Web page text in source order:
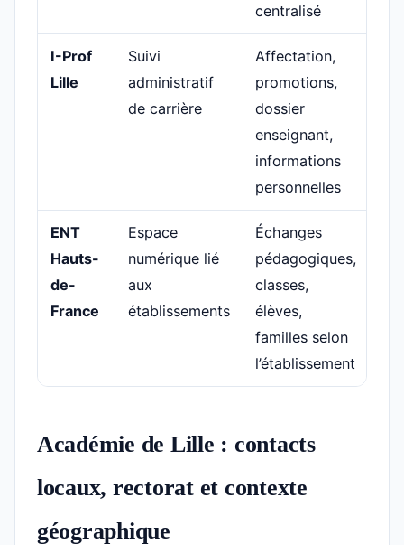
centralisé
I-Prof
Lille
Suivi
administratif
de carrière
Affectation,
promotions,
dossier
enseignant,
informations
personnelles
ENT
Hauts-
de-
France
Espace
numérique lié
aux
établissements
Échanges
pédagogiques,
classes,
élèves,
familles selon
l’établissement
Académie de Lille : contacts
locaux, rectorat et contexte
géographique